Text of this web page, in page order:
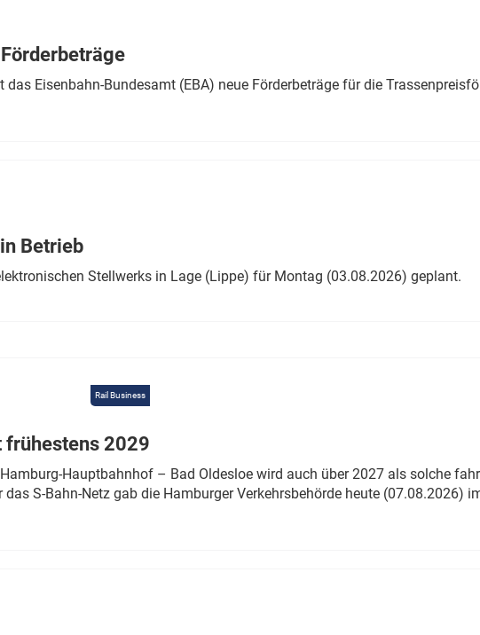
Eisenbahn-Bundesamt (EBA) neue Förderbeträge für die
Betrieb
Stellwerks in Lage (Lippe) für Montag (03.08.2026) geplant.
Rail Business
frühestens 2029
Hauptbahnhof – Bad Oldesloe wird auch über 2027 als solche
S-Bahn-Netz gab die Hamburger Verkehrsbehörde heute (07.08.2026)